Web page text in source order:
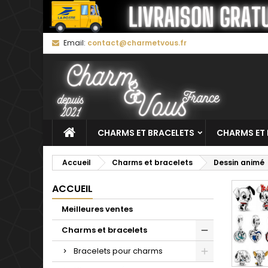
Email: contact@charmetvous.fr
CHARMS ET BRACELETS CHARMS ET
Accueil Charms et bracelets Dessin animé
ACCUEIL
Meilleures ventes
Charms et bracelets
Bracelets pour charms